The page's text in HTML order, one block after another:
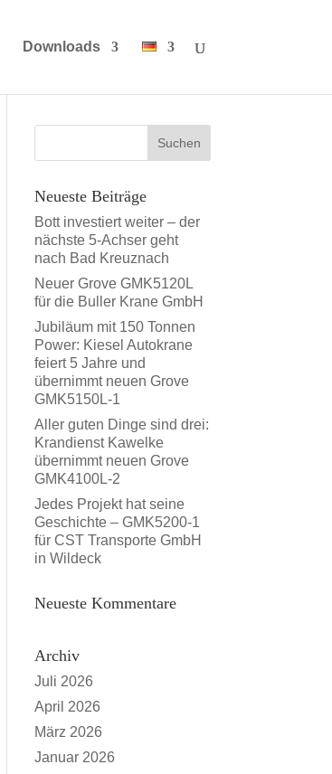
Downloads
Neueste Beiträge
Bott investiert weiter – der
nächste 5-Achser geht
nach Bad Kreuznach
Neuer Grove GMK5120L
für die Buller Krane GmbH
Jubiläum mit 150 Tonnen
Power: Kiesel Autokrane
feiert 5 Jahre und
übernimmt neuen Grove
GMK5150L-1
Aller guten Dinge sind drei:
Krandienst Kawelke
übernimmt neuen Grove
GMK4100L-2
Jedes Projekt hat seine
Geschichte – GMK5200-1
für CST Transporte GmbH
in Wildeck
Neueste Kommentare
Archiv
Juli 2026
April 2026
März 2026
Januar 2026